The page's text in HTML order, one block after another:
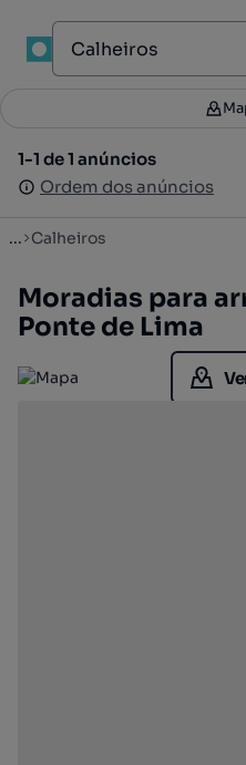
1-1 de 1 anúncios
Ordem dos anúncios
1-1 de 1 anúncios
Ordem dos anúncios
... Calheiros
Moradias para
Ponte de Lima